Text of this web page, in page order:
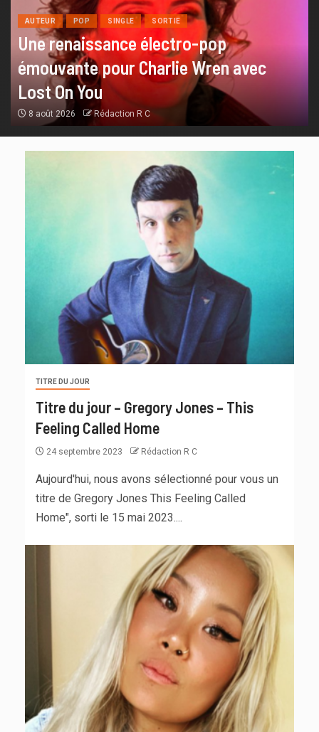
AUTEUR POP SINGLE SORTIE
Une renaissance électro-pop
émouvante pour Charlie Wren avec
Lost On You
8 août 2026 Rédaction R C
TITRE DU JOUR
Titre du jour – Gregory Jones – This
Feeling Called Home
24 septembre 2023 Rédaction R C
Aujourd'hui, nous avons sélectionné pour vous un
titre de Gregory Jones This Feeling Called
Home", sorti le 15 mai 2023....